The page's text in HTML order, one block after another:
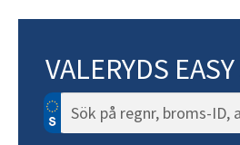
VALERYDS
Sök
efter: